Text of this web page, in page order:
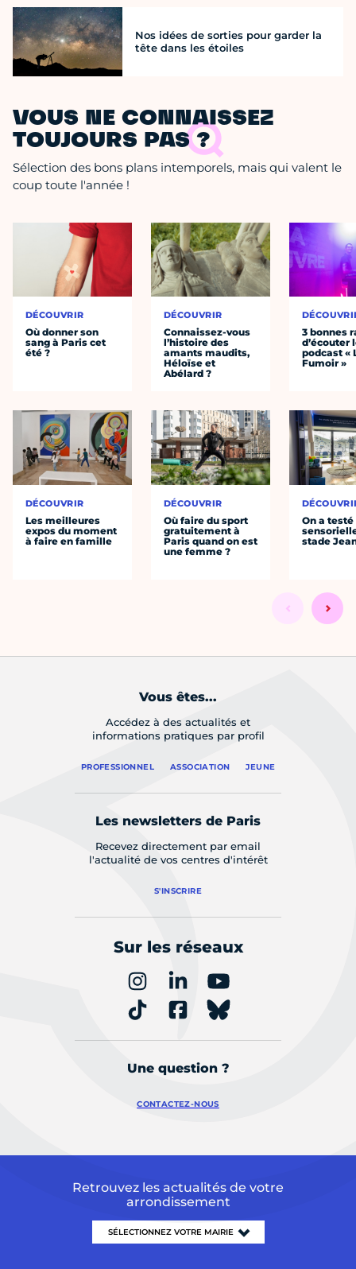
Nos idées de sorties pour garder la
tête dans les étoiles
VOUS NE CONNAISSEZ
TOUJOURS PAS ?
Sélection des bons plans intemporels, mais qui valent le
coup toute l'année !
DÉCOUVRIR
Où donner son
sang à Paris cet
été ?
DÉCOUVRIR
Les meilleures
expos du moment
à faire en famille
DÉCOUVRIR
Connaissez-vous
l’histoire des
amants maudits,
Héloïse et
Abélard ?
DÉCOUVRIR
Où faire du sport
gratuitement à
Paris quand on est
une femme ?
3 bonnes
d’écouter
podcast «
Fumoir »
On a
stade
Vous êtes...
Accédez à des actualités et
informations pratiques par profil
PROFESSIONNEL ASSOCIATION JEUNE
Les newsletters de Paris
Recevez directement par email
l'actualité de vos centres d'intérêt
S'INSCRIRE
Sur les réseaux
Une question ?
CONTACTEZ-NOUS
Retrouvez les actualités de votre
arrondissement